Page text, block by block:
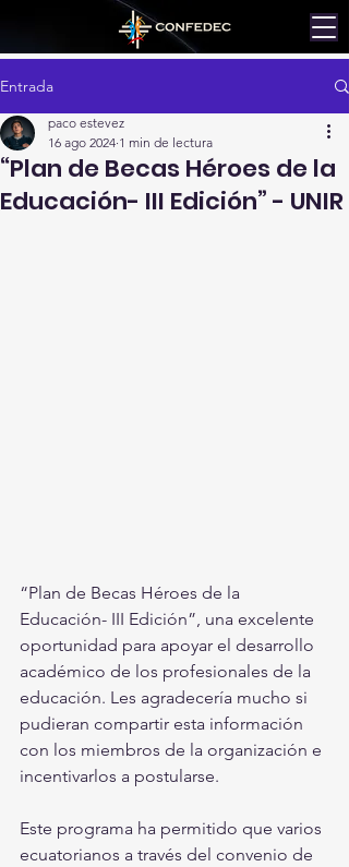
Entrada
“Plan de Becas Héroes de la
Educación- III Edición” - UNIR
paco estevez
16 ago 2024 1 min de lectura
“Plan de Becas Héroes de la
Educación- III Edición”, una excelente
oportunidad para apoyar el desarrollo
académico de los profesionales de la
educación. Les agradecería mucho si
pudieran compartir esta información
con los miembros de la organización e
incentivarlos a postularse.
Este programa ha permitido que varios
ecuatorianos a través del convenio de